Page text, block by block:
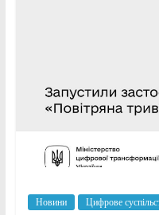
Новини Цифрове